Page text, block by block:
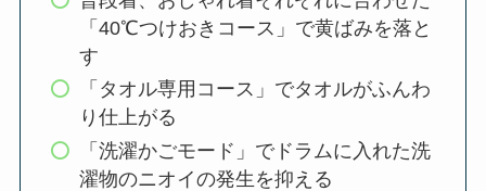
「40℃つけおきコース」で黄ばみを落と
す
「タオル専用コース」でタオルがふんわ
り仕上がる
「洗濯かごモード」でドラムに入れた洗
濯物のニオイの発生を抑える